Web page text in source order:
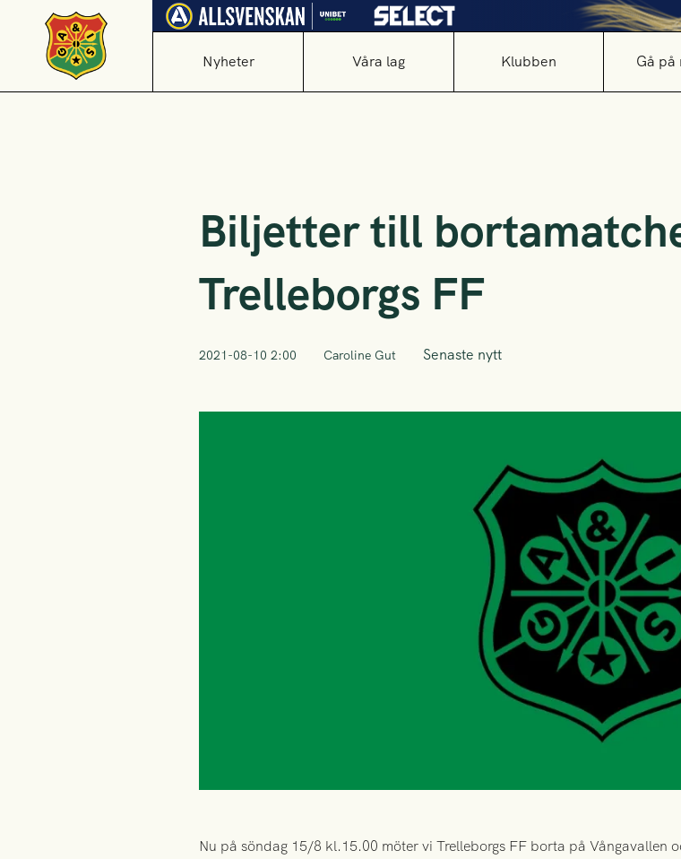
Nyheter Våra lag Klubben Gå på
Biljetter till
Trelleborgs FF
2021-08-10 2:00 Caroline Gut Senaste nytt
Nu på söndag 15/8 kl.15.00 möter vi Trelleborgs FF borta på